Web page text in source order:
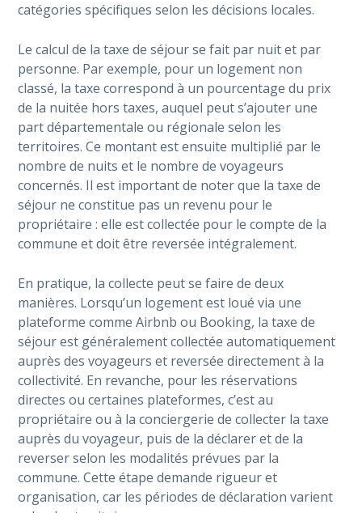
catégories spécifiques selon les décisions locales.
Le calcul de la taxe de séjour se fait par nuit et par
personne. Par exemple, pour un logement non
classé, la taxe correspond à un pourcentage du prix
de la nuitée hors taxes, auquel peut s’ajouter une
part départementale ou régionale selon les
territoires. Ce montant est ensuite multiplié par le
nombre de nuits et le nombre de voyageurs
concernés. Il est important de noter que la taxe de
séjour ne constitue pas un revenu pour le
propriétaire : elle est collectée pour le compte de la
commune et doit être reversée intégralement.
En pratique, la collecte peut se faire de deux
manières. Lorsqu’un logement est loué via une
plateforme comme Airbnb ou Booking, la taxe de
séjour est généralement collectée automatiquement
auprès des voyageurs et reversée directement à la
collectivité. En revanche, pour les réservations
directes ou certaines plateformes, c’est au
propriétaire ou à la conciergerie de collecter la taxe
auprès du voyageur, puis de la déclarer et de la
reverser selon les modalités prévues par la
commune. Cette étape demande rigueur et
organisation, car les périodes de déclaration varient